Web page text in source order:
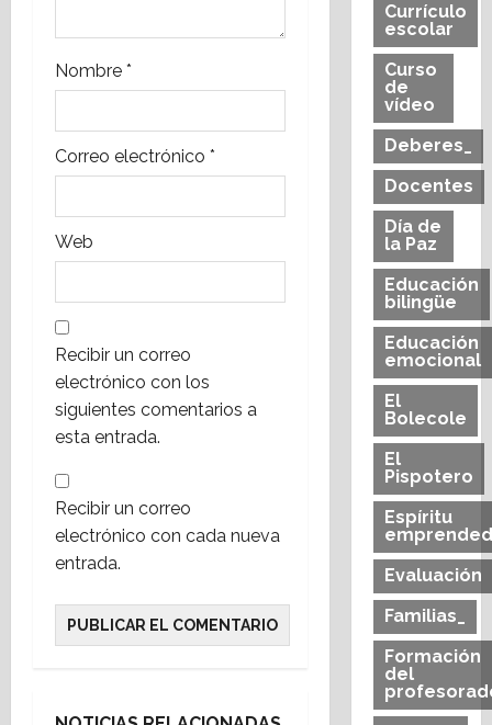
r
d
s
Nombre *
Correo electrónico *
Web
Recibir un correo
electrónico con los
siguientes comentarios a
esta entrada.
Recibir un correo
electrónico con cada nueva
entrada.
Currículo
escolar
Curso
de
vídeo
Deberes_
Docentes
Día de
la Paz
Educación
bilingüe
Educación
emocional
El
Bolecole
El
Pispotero
Espíritu
Evaluación
Familias_
Formación
del